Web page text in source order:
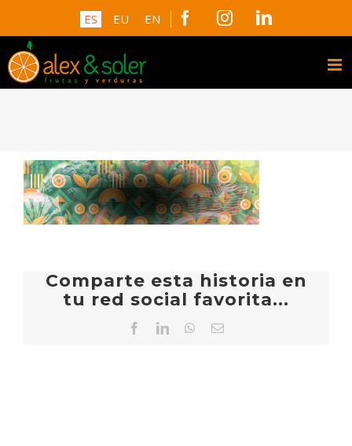
content
FacebookInstagramLinkedIn
EU
ES EN
Comparte esta historia en
tu red social favorita...
FacebookLinkedInWhatsApp
Correo